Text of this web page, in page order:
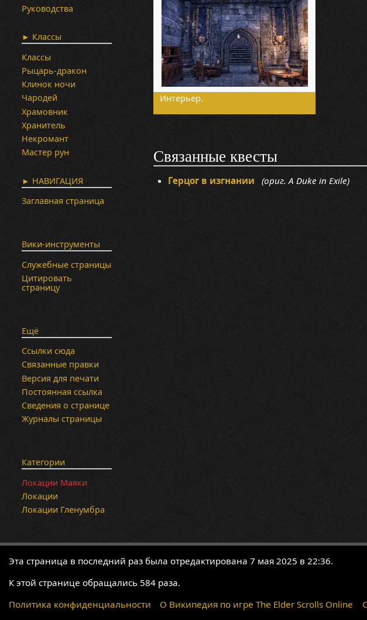
Интерьер.
Связанные квесты
Герцог в изгнании (ориг. A Duke in Exile)
Руководства
► Классы
Классы
Рыцарь-дракон
Клинок ночи
Чародей
Храмовник
Хранитель
Некромант
Мастер рун
► НАВИГАЦИЯ
Заглавная страница
Вики-инструменты
Служебные страницы
Цитировать
страницу
Ещё
Ссылки сюда
Связанные правки
Версия для печати
Постоянная ссылка
Сведения о странице
Журналы страницы
Категории
Локации Маяки
Локации
Локации Гленумбра
Эта страница в последний раз была отредактирована 7 мая 2025 в 22:36.
К этой странице обращались 584 раза.
Политика конфиденциальности
О Википедия по игре The Elder Scrolls Online